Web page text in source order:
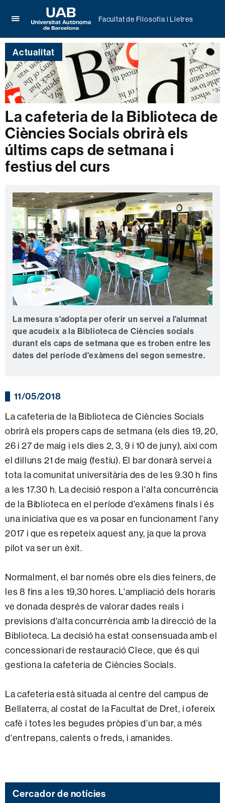
per
desplegar
el
menú
de
Facultat
de
i
Lletres
Universitat
Autònoma
de
Barcelona
Facultat de Filosofia i Lletres
Actualitat
La cafeteria de la Biblioteca de
Ciències Socials obrirà els
últims caps de setmana i
festius del curs
La mesura s'adopta per oferir un servei a l'alumnat
que acudeix a la Biblioteca de Ciències socials
durant els caps de setmana que es troben entre les
dates del període d'exàmens del segon semestre.
11/05/2018
La cafeteria de la Biblioteca de Ciències Socials
obrirà els propers caps de setmana (els dies 19, 20,
26 i 27 de maig i els dies 2, 3, 9 i 10 de juny), així com
el dilluns 21 de maig (festiu). El bar donarà servei a
tota la comunitat universitària des de les 9.30 h fins
a les 17.30 h. La decisió respon a l'alta concurrència
de la Biblioteca en el període d'exàmens finals i és
una iniciativa que es va posar en funcionament l'any
2017 i que es repeteix aquest any, ja que la prova
pilot va ser un èxit.
Normalment, el bar només obre els dies feiners, de
les 8 fins a les 19,30 hores. L'ampliació dels horaris
ve donada després de valorar dades reals i
previsions d'alta concurrència amb la direcció de la
Biblioteca. La decisió ha estat consensuada amb el
concessionari de restauració Clece, que és qui
gestiona la cafeteria de Ciències Socials.
La cafeteria està situada al centre del campus de
Bellaterra, al costat de la Facultat de Dret, i ofereix
cafè i totes les begudes pròpies d’un bar, a més
d'entrepans, calents o freds, i amanides.
Cercador de notícies